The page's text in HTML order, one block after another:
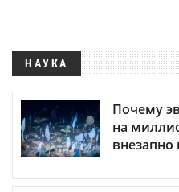
НАУКА
Почему
на
внезапно